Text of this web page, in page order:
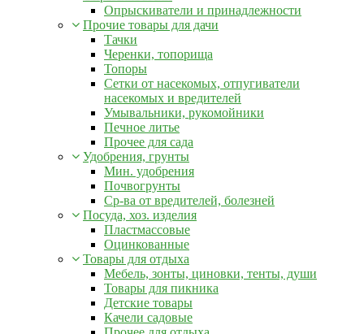
Опрыскиватели и принадлежности
Прочие товары для дачи
Тачки
Черенки, топорища
Топоры
Сетки от насекомых, отпугиватели
насекомых и вредителей
Умывальники, рукомойники
Печное литье
Прочее для сада
Удобрения, грунты
Мин. удобрения
Почвогрунты
Ср-ва от вредителей, болезней
Посуда, хоз. изделия
Пластмассовые
Оцинкованные
Товары для отдыха
Мебель, зонты, циновки, тенты, души
Товары для пикника
Детские товары
Качели садовые